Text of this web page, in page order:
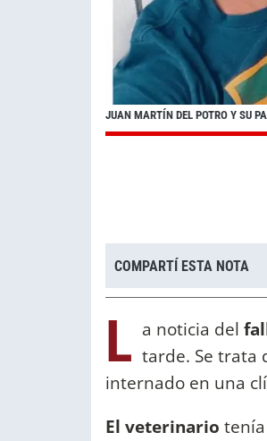
JUAN MARTÍN DEL POTRO Y SU
COMPARTÍ ESTA NOTA
L a noticia del
tarde. Se trata
internado en una
El veterinario tenía